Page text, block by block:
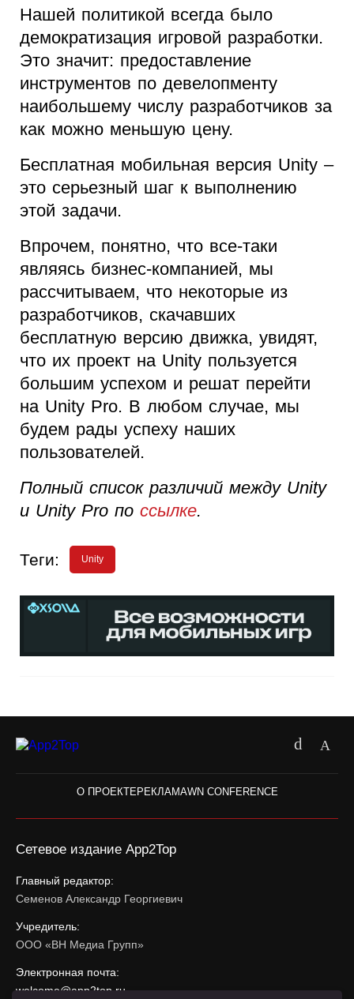
Нашей политикой всегда было
демократизация игровой разработки.
Это значит: предоставление
инструментов по девелопменту
наибольшему числу разработчиков за
как можно меньшую цену.
Бесплатная мобильная версия Unity –
это серьезный шаг к выполнению
этой задачи.
Впрочем, понятно, что все-таки
являясь бизнес-компанией, мы
рассчитываем, что некоторые из
разработчиков, скачавших
бесплатную версию движка, увидят,
что их проект на Unity пользуется
большим успехом и решат перейти
на Unity Pro. В любом случае, мы
будем рады успеху наших
пользователей.
Полный список различий между Unity
и Unity Pro по ссылке.
Теги: Unity
О ПРОЕКТЕРЕКЛАМАWN CONFERENCE
Сетевое издание App2Top
Главный редактор:
Семенов Александр Георгиевич
Учредитель:
ООО «ВН Медиа Групп»
Электронная почта:
welcome@app2top.ru